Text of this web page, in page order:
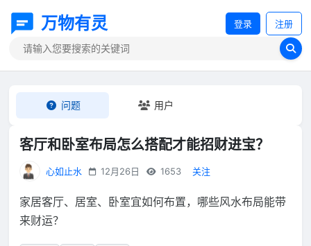
万物有灵 登录 注册
问题 用户
客厅和卧室布局怎么搭配才能招财进宝？
心如止水 12月26日 1653 关注
家居客厅、居室、卧室宜如何布置，哪些风水布局能带
来财运？